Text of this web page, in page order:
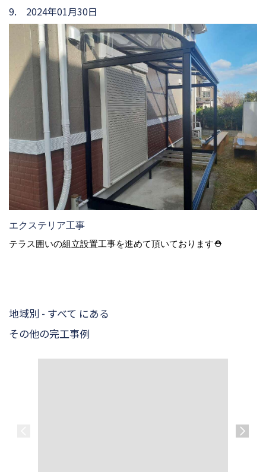
9. 2024年01月30日
エクステリア工事
テラス囲いの組立設置工事を進めて頂いております⛑
地域別 - すべて にある
その他の完工事例